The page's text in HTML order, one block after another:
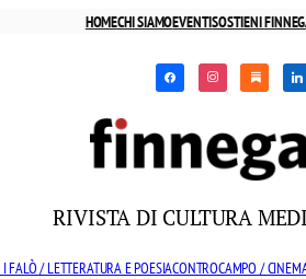
HOMECHI SIAMOEVENTISOSTIENI
facebookinstagram
RIVISTA DI CULTURA
FALÒ / LETTERATURA E POESIACONTROCAMPO /